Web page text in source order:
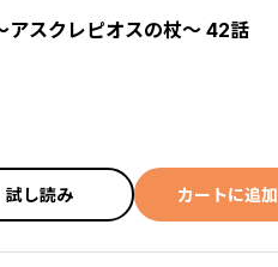
アスクレピオスの杖～ 42話
試し読み カートに追加